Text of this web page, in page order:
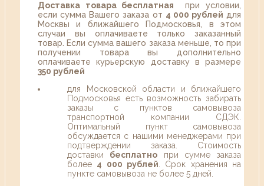
Доставка товара бесплатная при условии,
если сумма Вашего заказа от 4 000 рублей для
Москвы и ближайшего Подмосковья, в этом
случаи вы оплачиваете только заказанный
товар. Если сумма вашего заказа меньше, то при
получении товара вы дополнительно
оплачиваете курьерскую доставку в размере
350 рублей
для Московской области и ближайшего
Подмосковья есть возможность забирать
заказы с пунктов самовывоза
транспортной компании СДЭК.
Оптимальный пункт самовывоза
обсуждается с нашими менеджерами при
подтверждении заказа. Стоимость
доставки бесплатно при сумме заказа
более 4 000 рублей . Срок хранения на
пункте самовывоза не более 5 дней.